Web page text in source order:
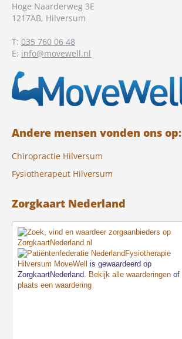
Hoge Naarderweg 3E
1217AB, Hilversum
T: 035 760 06 48
E: info@movewell.nl
Andere mensen vonden ons op:
Chiropractie Hilversum
Fysiotherapeut Hilversum
Zorgkaart Nederland
Fysiotherapie
Hilversum MoveWell
is gewaardeerd op
ZorgkaartNederland. Bekijk alle waarderingen of
plaats een waardering